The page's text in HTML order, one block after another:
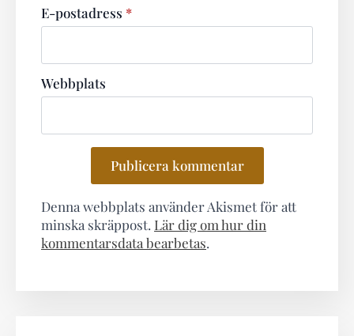
E-postadress *
Webbplats
Denna webbplats använder Akismet för att
minska skräppost. Lär dig om hur din
kommentarsdata bearbetas.